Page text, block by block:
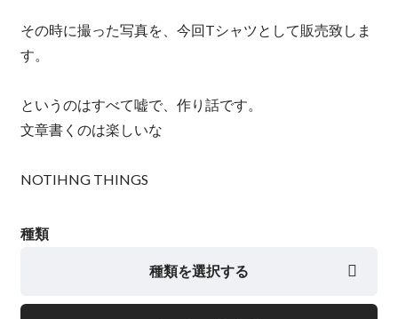
その時に撮った写真を、今回Tシャツとして販売致しま
す。
というのはすべて嘘で、作り話です。
文章書くのは楽しいな
NOTIHNG THINGS
種類
種類を選択する